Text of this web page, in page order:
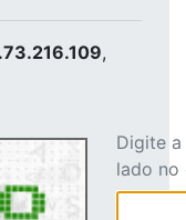
,
Digite
lado no